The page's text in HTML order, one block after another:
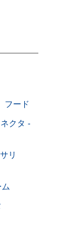
フード
クタ -
リ